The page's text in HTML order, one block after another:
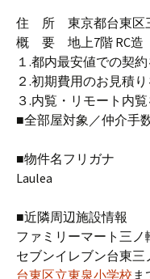
住 所 東京都台東区
概 要 地上7階 RC造
１.都内最安値での契
２.初期費用のお見積
３.内覧・リモート内
■全部屋対象／仲介手
■物件名フリガナ
Laulea
■近隣周辺施設情報
ファミリーマート三ノ
セブンイレブン台東三
台東区立東泉小学校 ま